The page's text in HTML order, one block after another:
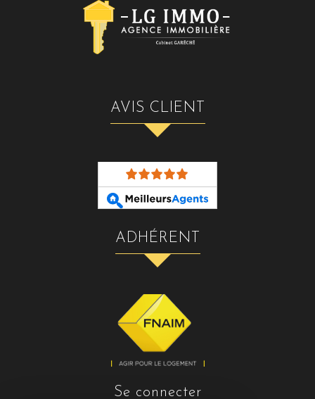
AVIS CLIENT
ADHÉRENT
se connecter